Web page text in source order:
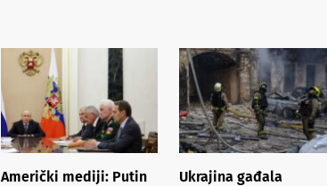
Američki mediji: Putin
Ukrajina gađala